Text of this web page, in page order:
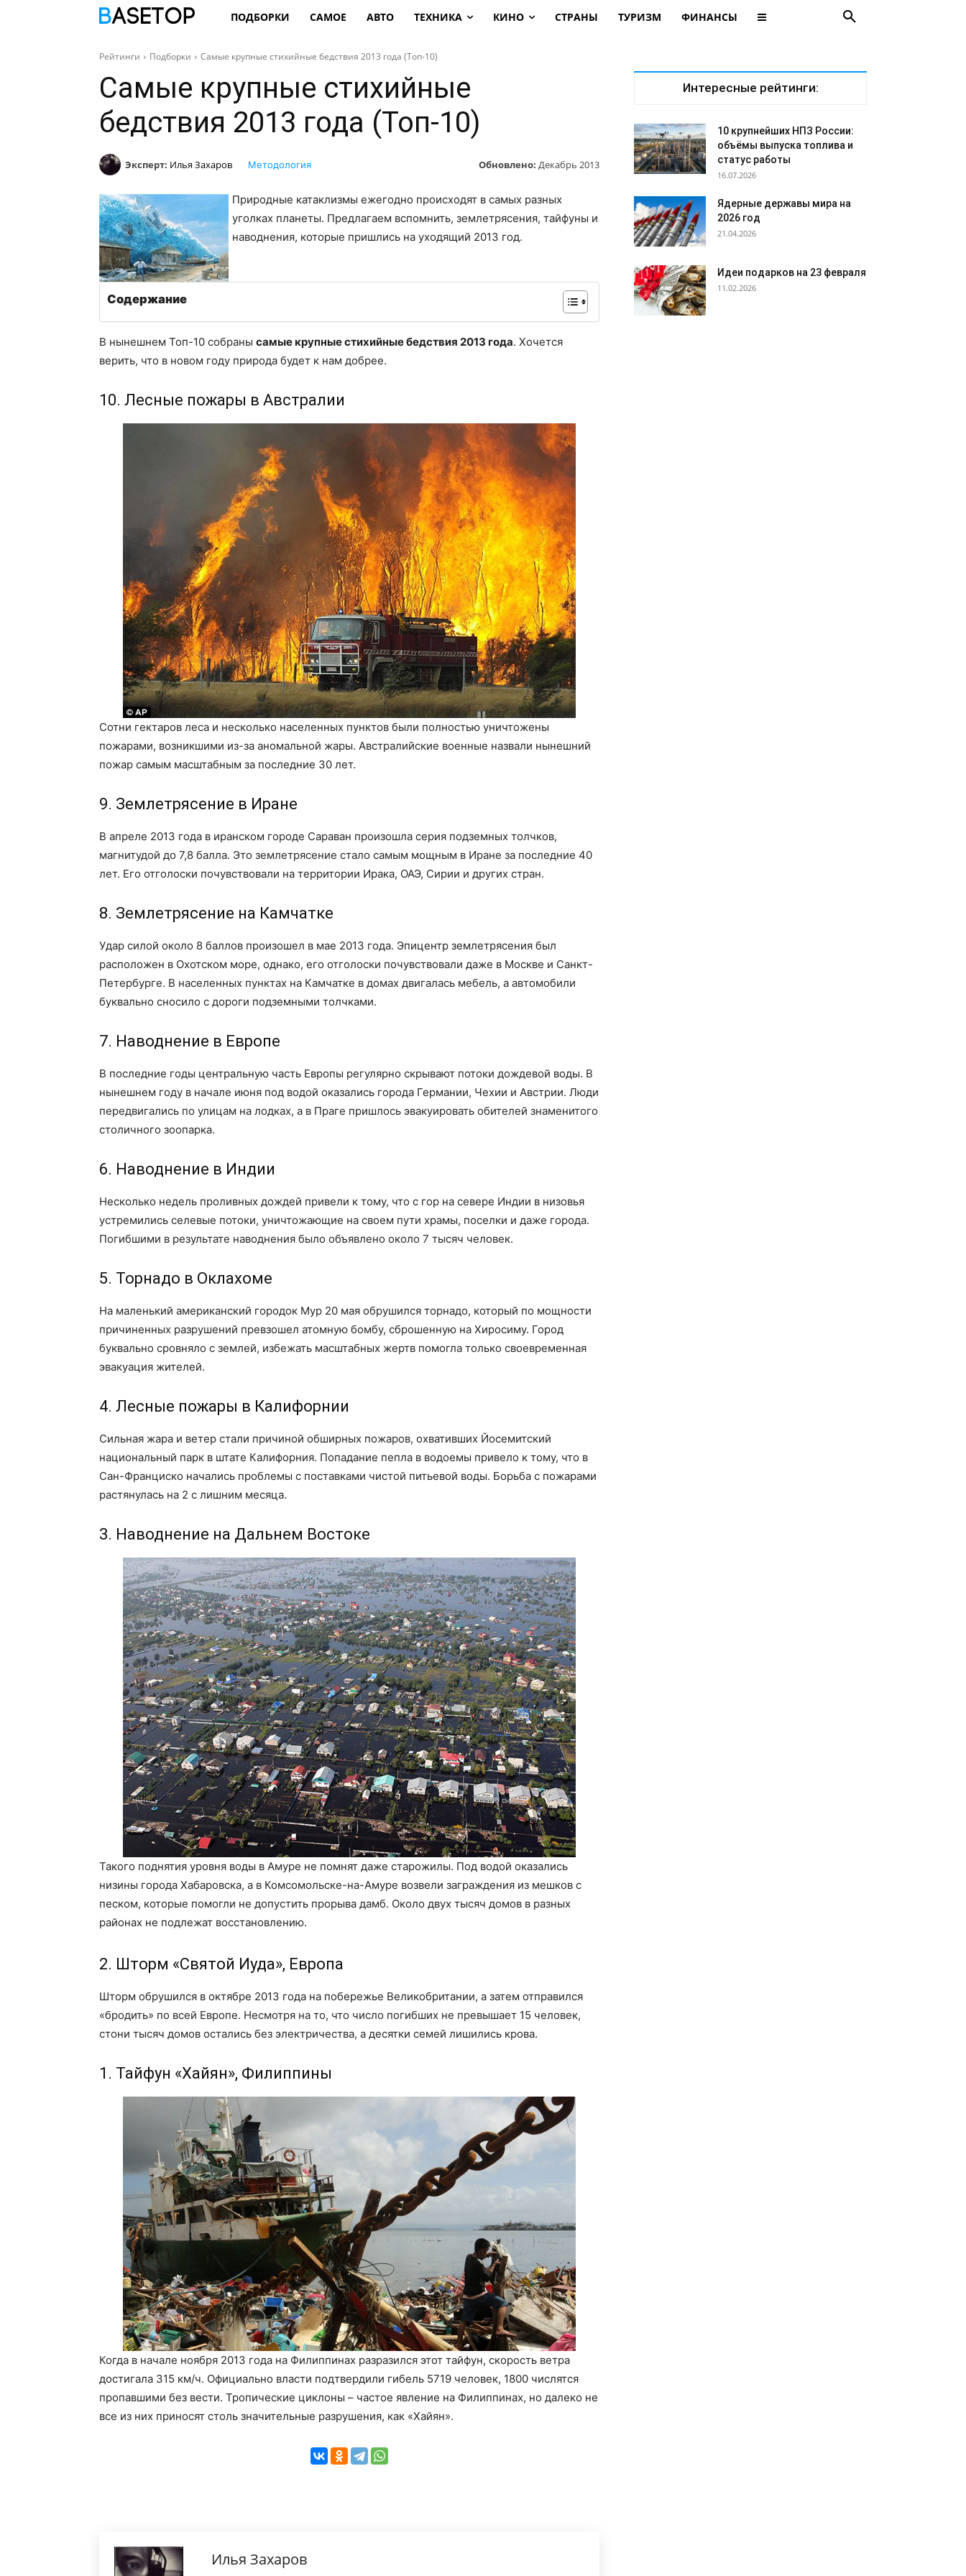
ПОДБОРКИ САМОЕ АВТО ТЕХНИКА КИНО СТРАНЫ ТУРИЗМ ФИНАНСЫ
Рейтинги Подборки Самые крупные стихийные бедствия 2013 года (Топ-10)
Самые крупные стихийные
бедствия 2013 года (Топ-10)
Эксперт: Илья Захаров Обновлено: Декабрь 2013
Методология
Природные катаклизмы ежегодно происходят в самых разных
уголках планеты. Предлагаем вспомнить, землетрясения, тайфуны и
наводнения, которые пришлись на уходящий 2013 год.
Содержание
В нынешнем Топ-10 собраны самые крупные стихийные бедствия 2013 года. Хочется
верить, что в новом году природа будет к нам добрее.
10. Лесные пожары в Австралии
Сотни гектаров леса и несколько населенных пунктов были полностью уничтожены
пожарами, возникшими из-за аномальной жары. Австралийские военные назвали нынешний
пожар самым масштабным за последние 30 лет.
9. Землетрясение в Иране
В апреле 2013 года в иранском городе Сараван произошла серия подземных толчков,
магнитудой до 7,8 балла. Это землетрясение стало самым мощным в Иране за последние 40
лет. Его отголоски почувствовали на территории Ирака, ОАЭ, Сирии и других стран.
8. Землетрясение на Камчатке
Удар силой около 8 баллов произошел в мае 2013 года. Эпицентр землетрясения был
расположен в Охотском море, однако, его отголоски почувствовали даже в Москве и Санкт-
Петербурге. В населенных пунктах на Камчатке в домах двигалась мебель, а автомобили
буквально сносило с дороги подземными толчками.
7. Наводнение в Европе
В последние годы центральную часть Европы регулярно скрывают потоки дождевой воды. В
нынешнем году в начале июня под водой оказались города Германии, Чехии и Австрии. Люди
передвигались по улицам на лодках, а в Праге пришлось эвакуировать обителей знаменитого
столичного зоопарка.
6. Наводнение в Индии
Несколько недель проливных дождей привели к тому, что с гор на севере Индии в низовья
устремились селевые потоки, уничтожающие на своем пути храмы, поселки и даже города.
Погибшими в результате наводнения было объявлено около 7 тысяч человек.
5. Торнадо в Оклахоме
На маленький американский городок Мур 20 мая обрушился торнадо, который по мощности
причиненных разрушений превзошел атомную бомбу, сброшенную на Хиросиму. Город
буквально сровняло с землей, избежать масштабных жертв помогла только своевременная
эвакуация жителей.
4. Лесные пожары в Калифорнии
Сильная жара и ветер стали причиной обширных пожаров, охвативших Йосемитский
национальный парк в штате Калифорния. Попадание пепла в водоемы привело к тому, что в
Сан-Франциско начались проблемы с поставками чистой питьевой воды. Борьба с пожарами
растянулась на 2 с лишним месяца.
3. Наводнение на Дальнем Востоке
Такого поднятия уровня воды в Амуре не помнят даже старожилы. Под водой оказались
низины города Хабаровска, а в Комсомольске-на-Амуре возвели заграждения из мешков с
песком, которые помогли не допустить прорыва дамб. Около двух тысяч домов в разных
районах не подлежат восстановлению.
2. Шторм «Святой Иуда», Европа
Шторм обрушился в октябре 2013 года на побережье Великобритании, а затем отправился
«бродить» по всей Европе. Несмотря на то, что число погибших не превышает 15 человек,
стони тысяч домов остались без электричества, а десятки семей лишились крова.
1. Тайфун «Хайян», Филиппины
Когда в начале ноября 2013 года на Филиппинах разразился этот тайфун, скорость ветра
достигала 315 км/ч. Официально власти подтвердили гибель 5719 человек, 1800 числятся
пропавшими без вести. Тропические циклоны – частое явление на Филиппинах, но далеко не
все из них приносят столь значительные разрушения, как «Хайян».
Илья Захаров
Интересные рейтинги:
10 крупнейших НПЗ России:
объёмы выпуска топлива и
статус работы
16.07.2026
Ядерные державы мира на
2026 год
21.04.2026
Идеи подарков на 23 февраля
11.02.2026